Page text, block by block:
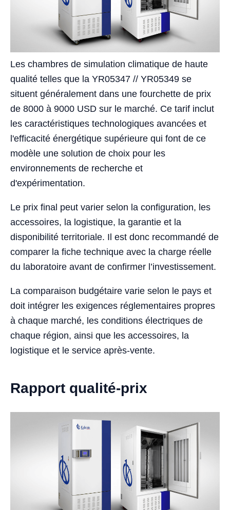
Les chambres de simulation climatique de haute
qualité telles que la YR05347 // YR05349 se
situent généralement dans une fourchette de prix
de 8000 à 9000 USD sur le marché. Ce tarif inclut
les caractéristiques technologiques avancées et
l'efficacité énergétique supérieure qui font de ce
modèle une solution de choix pour les
environnements de recherche et
d'expérimentation.
Le prix final peut varier selon la configuration, les
accessoires, la logistique, la garantie et la
disponibilité territoriale. Il est donc recommandé de
comparer la fiche technique avec la charge réelle
du laboratoire avant de confirmer l’investissement.
La comparaison budgétaire varie selon le pays et
doit intégrer les exigences réglementaires propres
à chaque marché, les conditions électriques de
chaque région, ainsi que les accessoires, la
logistique et le service après-vente.
Rapport qualité-prix